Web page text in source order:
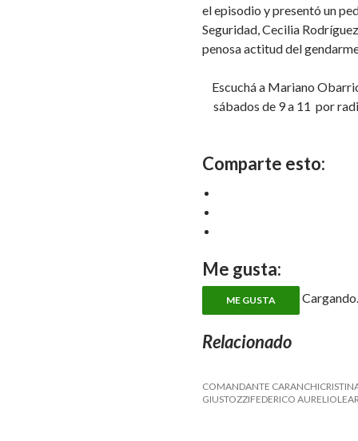
el episodio y presentó un
Seguridad, Cecilia
penosa actitud del
Escuchá a Mariano
sábados de 9 a 11 por
Comparte esto:
Me gusta:
ME GUSTA
Relacionado
COMANDANTE
GIUSTOZZIFEDERICO